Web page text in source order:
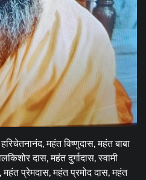
महंत विष्णुदास, महंत बाबा
दास, महंत दुर्गादास, स्वामी
महंत प्रेमदास, महंत प्रमोद दास, महंत